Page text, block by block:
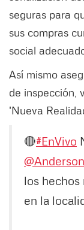
seguras para
sus compras
social
Así mismo
de inspección,
'Nueva
🔴#EnVivo
los hechos
en la